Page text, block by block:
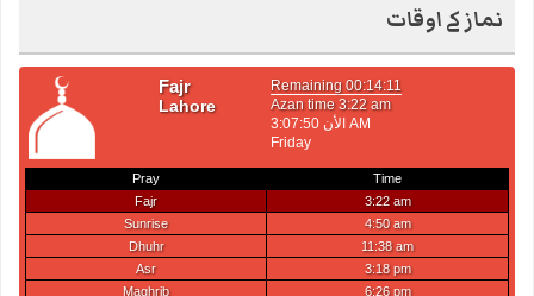
نماز کے اوقات